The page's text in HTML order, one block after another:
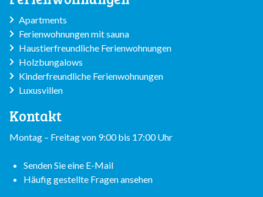
Apartments
Ferienwohnungen mit sauna
Haustierfreundliche Ferienwohnungen
Holzbungalows
Kinderfreundliche Ferienwohnungen
Luxusvillen
Kontakt
Montag – Freitag von 9:00 bis 17:00 Uhr
Senden Sie eine E-Mail
Häufig gestellte Fragen ansehen